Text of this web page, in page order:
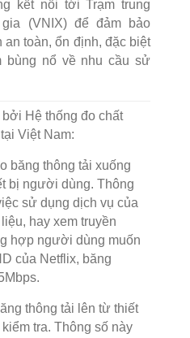
kết nối tới Trạm trung
(VNIX) để đảm bảo
an toàn, ổn định, đặc biệt
bùng nổ về nhu cầu sử
Hệ thống đo chất
Việt Nam:
băng thông tải xuống
bị người dùng. Thông
sử dụng dịch vụ của
hay xem truyền
hợp người dùng muốn
của Netflix, băng
thông tải lên từ thiết
tra. Thông số này